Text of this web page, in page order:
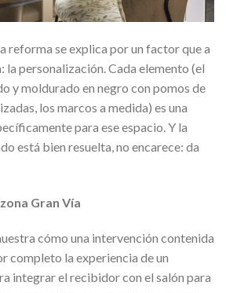
reforma se explica por un factor que a
la personalización. Cada elemento (el
y moldurado en negro con pomos de
los marcos a medida) es una
para ese espacio. Y la
está bien resuelta, no encarece: da
, zona Gran Vía
cómo una intervención contenida
completo la experiencia de un
integrar el recibidor con el salón para